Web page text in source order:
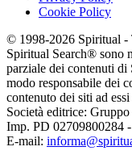
Cookie Policy
© 1998-2026 Spiritual
Spiritual Search® sono
parziale dei contenuti
modo responsabile dei
contenuto dei siti ad
Società editrice:
Imp. PD 02709800284
E-mail: